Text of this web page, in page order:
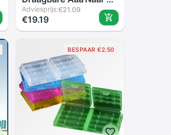
Size Cell Batterij
Converter Adapter
Batterijen Houder
Batterij Case Box
Adviesprijs:€21.09
€19.19
BESPAAR €2.50